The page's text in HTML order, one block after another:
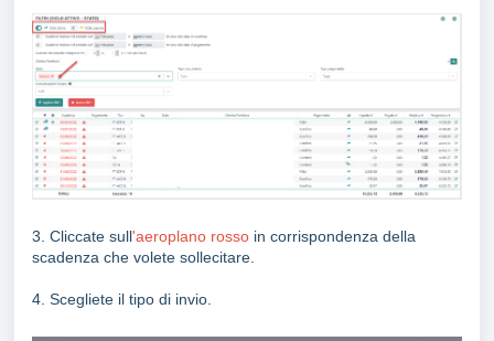
3. Cliccate sull'aeroplano rosso in corrispondenza della
scadenza che volete sollecitare.
4. Scegliete il tipo di invio.